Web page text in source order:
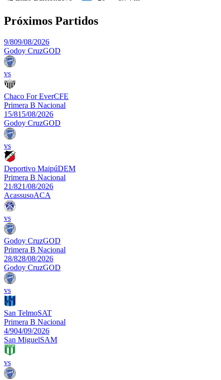
Próximos Partidos
9/809/08/2026
Godoy CruzGOD
vs
Chaco For EverCFE
Primera B Nacional
15/815/08/2026
Godoy CruzGOD
vs
Deportivo MaipúDEM
Primera B Nacional
21/821/08/2026
AcassusoACA
vs
Godoy CruzGOD
Primera B Nacional
28/828/08/2026
Godoy CruzGOD
vs
San TelmoSAT
Primera B Nacional
4/904/09/2026
San MiguelSAM
vs